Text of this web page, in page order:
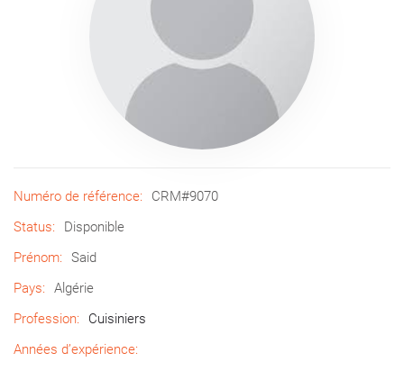
Numéro de référence:
CRM#9070
Status:
Disponible
Prénom:
Said
Pays:
Algérie
Profession:
Cuisiniers
Années d’expérience: